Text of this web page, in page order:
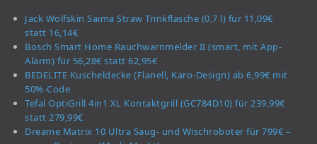
Jack Wolfskin Saima Straw Trinkflasche (0,7 l) für 11,09€
statt 16,14€
Bosch Smart Home Rauchwarnmelder II (smart, mit App-
Alarm) für 56,28€ statt 62,95€
BEDELITE Kuscheldecke (Flanell, Karo-Design) ab 6,99€ mit
50%-Code
Tefal OptiGrill 4in1 XL Kontaktgrill (GC784D10) für 239,99€
statt 279,99€
Dreame Matrix 10 Ultra Saug- und Wischroboter für 799€ –